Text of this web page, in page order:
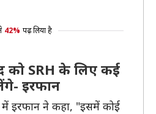
42% पढ़ लिया है
को SRH के लिए कई
इरफान
में इरफान ने कहा, "इसमें कोई